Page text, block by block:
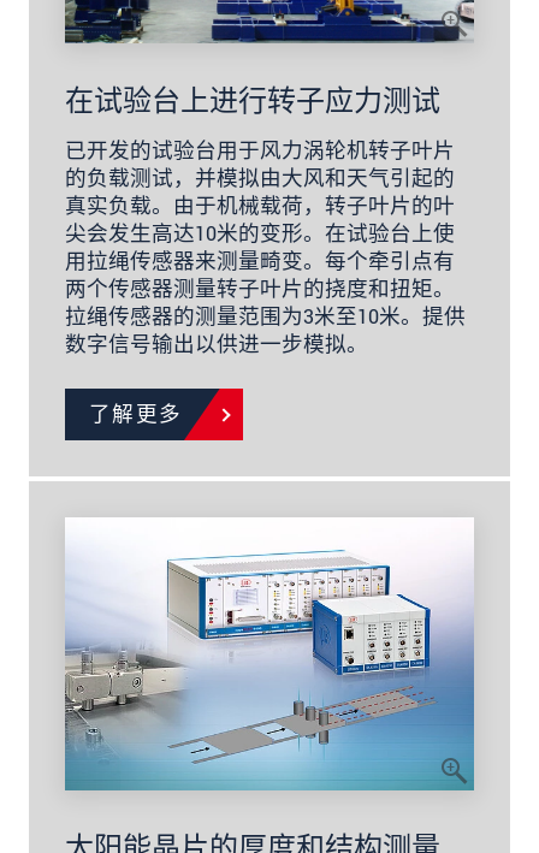
在试验台上进行转子应力测试
已开发的试验台用于风力涡轮机转子叶片
的负载测试，并模拟由大风和天气引起的
真实负载。由于机械载荷，转子叶片的叶
尖会发生高达10米的变形。在试验台上使
用拉绳传感器来测量畸变。每个牵引点有
两个传感器测量转子叶片的挠度和扭矩。
拉绳传感器的测量范围为3米至10米。提供
数字信号输出以供进一步模拟。
了解更多